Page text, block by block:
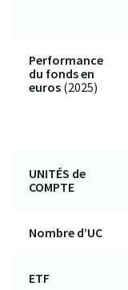
Performance
du fonds en
euros (2025)
UNITÉS de
COMPTE
Nombre d’UC
ETF